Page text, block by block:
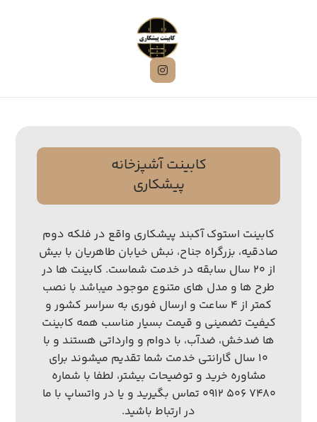
کابینت آشپزخانه
پیشکاری
کابینت استوک آکبند پیشکاری واقع در فلکه دوم
صادقیه، بزرگراه جناح، نبش خیابان طاهریان با بیش
از ۲۰ سال سابقه در خدمت شماست. کابینت ها در
طرح ها و مدل های متنوع موجود میباشد با نصب
کمتر از ۴ ساعت و ارسال فوری به سراسر کشور و
کیفیت تضمینی و قیمت بسیار مناسب همه کابینت
ها ضدخش، ضدآب، با دوام و وارداتی هستند و با
۱۰ سال گارانتی خدمت شما تقدیم میشوند برای
مشاوره خرید و توضیحات بیشتر، لطفا با شماره
۷۴۸۰ ۵۰۶ ۰۹۱۲ تماس بگیرید و یا در واتساپ با ما
در ارتباط باشید.